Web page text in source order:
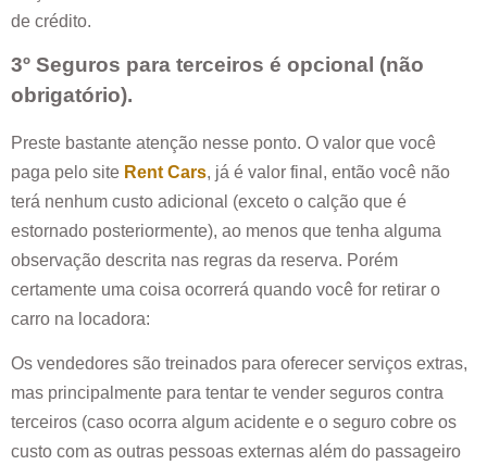
de crédito.
3º Seguros para terceiros é opcional (não
obrigatório).
Preste bastante atenção nesse ponto. O valor que você
paga pelo site Rent Cars, já é valor final, então você não
terá nenhum custo adicional (exceto o calção que é
estornado posteriormente), ao menos que tenha alguma
observação descrita nas regras da reserva. Porém
certamente uma coisa ocorrerá quando você for retirar o
carro na locadora:
Os vendedores são treinados para oferecer serviços extras,
mas principalmente para tentar te vender seguros contra
terceiros (caso ocorra algum acidente e o seguro cobre os
custo com as outras pessoas externas além do passageiro